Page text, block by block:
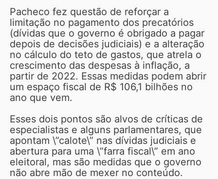
Pacheco fez questão de reforçar a
limitação no pagamento dos precatórios
(dívidas que o governo é obrigado a pagar
depois de decisões judiciais) e a alteração
no cálculo do teto de gastos, que atrela o
crescimento das despesas à inflação, a
partir de 2022. Essas medidas podem abrir
um espaço fiscal de R$ 106,1 bilhões no
ano que vem.
Esses dois pontos são alvos de críticas de
especialistas e alguns parlamentares, que
apontam \”calote\” nas dívidas judiciais e
abertura para uma \”farra fiscal\” em ano
eleitoral, mas são medidas que o governo
não abre mão de mexer no conteúdo.